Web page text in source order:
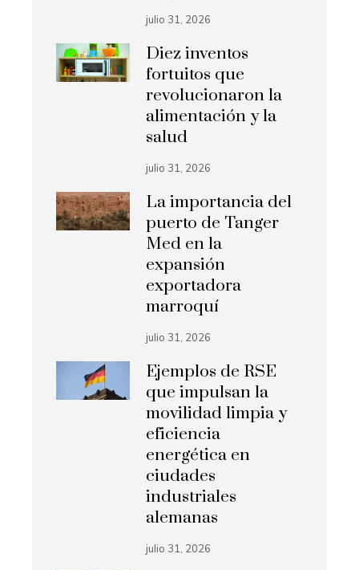
julio 31, 2026
Diez inventos
fortuitos que
revolucionaron la
alimentación y la
salud
julio 31, 2026
La importancia del
puerto de Tanger
Med en la
expansión
exportadora
marroquí
julio 31, 2026
Ejemplos de RSE
que impulsan la
movilidad limpia y
eficiencia
energética en
ciudades
industriales
alemanas
julio 31, 2026